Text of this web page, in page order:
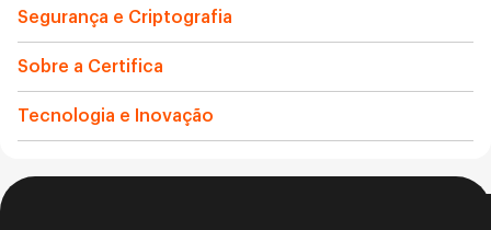
Segurança e Criptografia
Sobre a Certifica
Tecnologia e Inovação